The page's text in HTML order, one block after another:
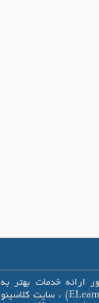
ارائه خدمات بهتر به
علاقمندان یادگیری الکترونیکی (ELearning) ، سایت کلاسینو